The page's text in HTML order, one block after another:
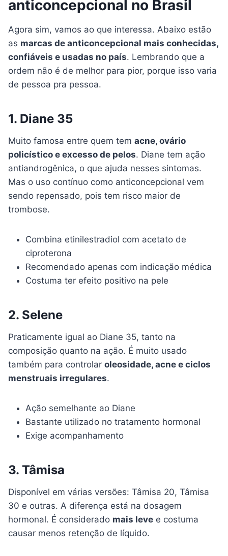
anticoncepcional no Brasil
Agora sim, vamos ao que interessa. Abaixo estão
as marcas de anticoncepcional mais conhecidas,
confiáveis e usadas no país. Lembrando que a
ordem não é de melhor para pior, porque isso varia
de pessoa pra pessoa.
1. Diane 35
Muito famosa entre quem tem acne, ovário
policístico e excesso de pelos. Diane tem ação
antiandrogênica, o que ajuda nesses sintomas.
Mas o uso contínuo como anticoncepcional vem
sendo repensado, pois tem risco maior de
trombose.
Combina etinilestradiol com acetato de
ciproterona
Recomendado apenas com indicação médica
Costuma ter efeito positivo na pele
2. Selene
Praticamente igual ao Diane 35, tanto na
composição quanto na ação. É muito usado
também para controlar oleosidade, acne e ciclos
menstruais irregulares.
Ação semelhante ao Diane
Bastante utilizado no tratamento hormonal
Exige acompanhamento
3. Tâmisa
Disponível em várias versões: Tâmisa 20, Tâmisa
30 e outras. A diferença está na dosagem
hormonal. É considerado mais leve e costuma
causar menos retenção de líquido.